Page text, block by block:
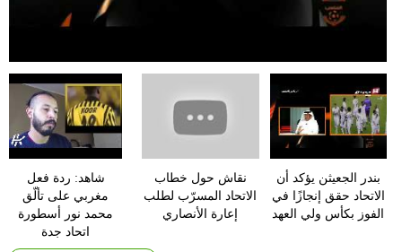
شاهد: ردة فعل
مغربي على تألّق
محمد نور أسطورة
اتحاد جدة
بندر الجعيثن يؤكد أن
الاتحاد حقق إنجازًا في
الفوز بكأس ولي العهد
نقاش حول خطاب
الاتحاد المسرّب لطلب
إعارة الأنصاري